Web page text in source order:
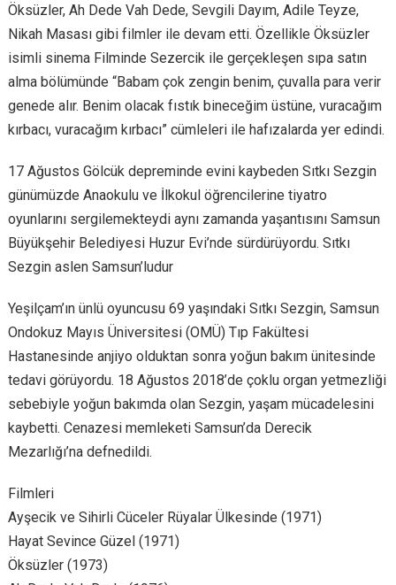
Öksüzler, Ah Dede Vah Dede, Sevgili Dayım, Adile Teyze,
Nikah Masası gibi filmler ile devam etti. Özellikle Öksüzler
isimli sinema Filminde Sezercik ile gerçekleşen sıpa satın
alma bölümünde “Babam çok zengin benim, çuvalla para verir
genede alır. Benim olacak fıstık bineceğim üstüne, vuracağım
kırbacı, vuracağım kırbacı” cümleleri ile hafızalarda yer edindi.
17 Ağustos Gölcük depreminde evini kaybeden Sıtkı Sezgin
günümüzde Anaokulu ve İlkokul öğrencilerine tiyatro
oyunlarını sergilemekteydi aynı zamanda yaşantısını Samsun
Büyükşehir Belediyesi Huzur Evi’nde sürdürüyordu. Sıtkı
Sezgin aslen Samsun’ludur
Yeşilçam’ın ünlü oyuncusu 69 yaşındaki Sıtkı Sezgin, Samsun
Ondokuz Mayıs Üniversitesi (OMÜ) Tıp Fakültesi
Hastanesinde anjiyo olduktan sonra yoğun bakım ünitesinde
tedavi görüyordu. 18 Ağustos 2018’de çoklu organ yetmezliği
sebebiyle yoğun bakımda olan Sezgin, yaşam mücadelesini
kaybetti. Cenazesi memleketi Samsun’da Derecik
Mezarlığı’na defnedildi.
Filmleri
Ayşecik ve Sihirli Cüceler Rüyalar Ülkesinde (1971)
Hayat Sevince Güzel (1971)
Öksüzler (1973)